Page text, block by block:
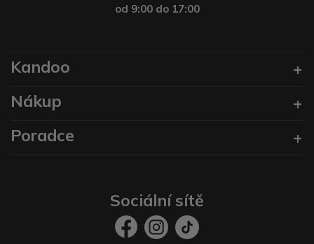
od 9:00 do 17:00
Kandoo
Nákup
Poradce
Sociální sítě